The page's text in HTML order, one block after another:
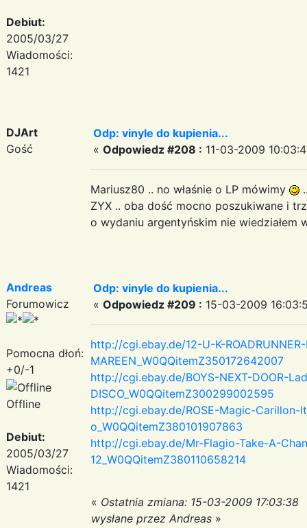
Debiut:
2005/03/27
Wiadomości:
1421
DJArt
Gość
Odp: vinyle do kupienia...
« Odpowiedz #208 : 11-03-2009
Mariusz80 .. no właśnie o LP mówimy
ZYX .. oba dość mocno poszukiwane i
o wydaniu argentyńskim nie wiedziałem
Andreas
Forumowicz
Pomocna dłoń:
+0/-1
Offline
Debiut:
2005/03/27
Wiadomości:
1421
Odp: vinyle do kupienia...
« Odpowiedz #209 : 15-03-2009
http://cgi.ebay.de/12-U-K-
MAREEN_W0QQitemZ350172642007
http://cgi.ebay.de/BOYS-NEXT-DOOR-
DISCO_W0QQitemZ300299002595
http://cgi.ebay.de/ROSE-Magic-Carillon-
o_W0QQitemZ380101907863
http://cgi.ebay.de/Mr-Flagio-Take-A-
12_W0QQitemZ380110658214
« Ostatnia zmiana: 15-03-2009 17:03:38
wysłane przez Andreas »